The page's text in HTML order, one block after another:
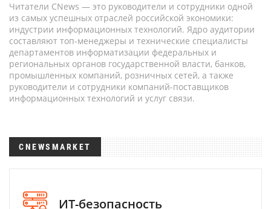
Читатели CNews — это руководители и сотрудники одной
из самых успешных отраслей российской экономики:
индустрии информационных технологий. Ядро аудитории
составляют топ-менеджеры и технические специалисты
департаментов информатизации федеральных и
региональных органов государственной власти, банков,
промышленных компаний, розничных сетей, а также
руководители и сотрудники компаний-поставщиков
информационных технологий и услуг связи.
CNEWSMARKET
ИТ-безопасность